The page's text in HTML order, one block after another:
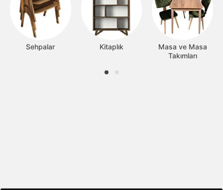
Sehpalar Kitaplık
Masa ve Masa
Takımları